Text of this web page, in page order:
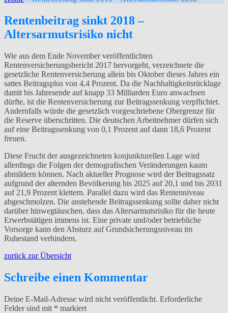
Rentenbeitrag sinkt 2018 –
Altersarmutsrisiko nicht
Wie aus dem Ende November veröffentlichten
Rentenversicherungsbericht 2017 hervorgeht, verzeichnete die
gesetzliche Rentenversicherung allein bis Oktober dieses Jahres ein
sattes Beitragsplus von 4,4 Prozent. Da die Nachhaltigkeitsrücklage
damit bis Jahresende auf knapp 33 Milliarden Euro anwachsen
dürfte, ist die Rentenversicherung zur Beitragssenkung verpflichtet.
Andernfalls würde die gesetzlich vorgeschriebene Obergrenze für
die Reserve überschritten. Die deutschen Arbeitnehmer dürfen sich
auf eine Beitragssenkung von 0,1 Prozent auf dann 18,6 Prozent
freuen.
Diese Frucht der ausgezeichneten konjunkturellen Lage wird
allerdings die Folgen der demografischen Veränderungen kaum
abmildern können. Nach aktueller Prognose wird der Beitragssatz
aufgrund der alternden Bevölkerung bis 2025 auf 20,1 und bis 2031
auf 21,9 Prozent klettern. Parallel dazu wird das Rentenniveau
abgeschmolzen. Die anstehende Beitragssenkung sollte daher nicht
darüber hinwegtäuschen, dass das Altersarmutsrisiko für die heute
Erwerbstätigen immens ist. Eine private und/oder betriebliche
Vorsorge kann den Absturz auf Grundsicherungsniveau im
Ruhestand verhindern.
zurück zur Übersicht
Schreibe einen Kommentar
Deine E-Mail-Adresse wird nicht veröffentlicht. Erforderliche
Felder sind mit * markiert